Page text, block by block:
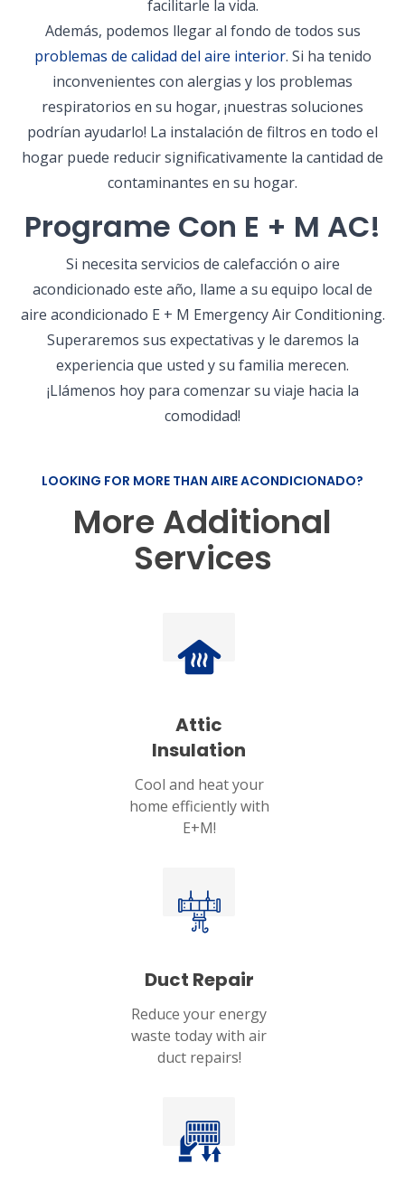
facilitarle la vida.
Además, podemos llegar al fondo de todos sus
problemas de calidad del aire interior. Si ha tenido
inconvenientes con alergias y los problemas
respiratorios en su hogar, ¡nuestras soluciones
podrían ayudarlo! La instalación de filtros en todo el
hogar puede reducir significativamente la cantidad de
contaminantes en su hogar.
Programe Con E + M AC!
Si necesita servicios de calefacción o aire
acondicionado este año, llame a su equipo local de
aire acondicionado E + M Emergency Air Conditioning.
Superaremos sus expectativas y le daremos la
experiencia que usted y su familia merecen.
¡Llámenos hoy para comenzar su viaje hacia la
comodidad!
LOOKING FOR MORE THAN AIRE ACONDICIONADO?
More Additional
Services
Attic
Insulation
Cool and heat your
home efficiently with
E+M!
Duct Repair
Reduce your energy
waste today with air
duct repairs!